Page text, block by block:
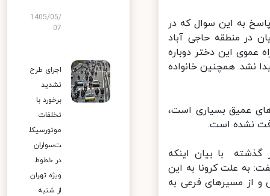
به این سوال که در
در منطقه حاجی آباد
این دختر دوباره
نشد. همچنین خانواده
عمیق بسیاری است،
نشده است.
با بیان اینکه
به علت کرونا به این
از مسیرهای فرعی به
1405/05/
07
اجرای طرح
تشدید
برخورد با
تخلفات
موتورسیکل
ت‌سواران
در خطوط
ویژه تهران
از شنبه